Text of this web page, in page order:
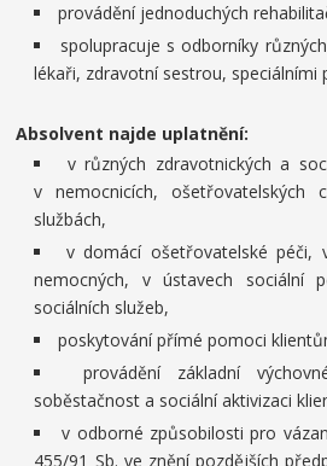
provádění jednoduchých
spolupracuje s odborníky
lékaři, zdravotní sestrou, speciálními
Absolvent najde uplatnění:
v různých zdravotnických a
v nemocnicích, ošetřovatelských
službách,
v domácí ošetřovatelské péči,
nemocných, v ústavech sociální
sociálních služeb,
poskytování přímé pomoci
provádění základní
soběstačnost a sociální aktivizaci
v odborné způsobilosti pro
455/91 Sb. ve znění pozdějších